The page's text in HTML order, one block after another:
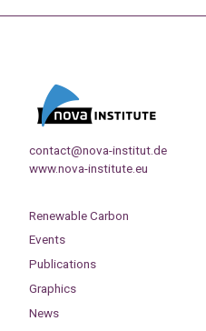
contact@nova-institut.de
www.nova-institute.eu
Renewable Carbon
Events
Publications
Graphics
News